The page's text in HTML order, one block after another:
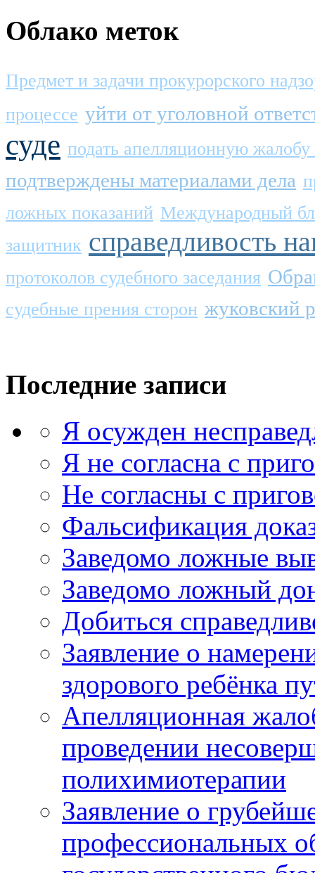
Облако меток
Предмет и задачи прокурорского
процессе уйти от уголовной
суде подать апелляционную жалобу
подтверждены материалами дела
ложных показаний Международный
защитник справедливость
протоколов судебного заседания
судебные прения сторон жуковский
Последние записи
Я осужден
Я не согласна с
Не согласны с
Фальсификация
Заведомо ложные
Заведомо ложный
Добиться
Заявление о
здорового ребёнка
Апелляционная
проведении
полихимиотерапии
Заявление о
профессиональных